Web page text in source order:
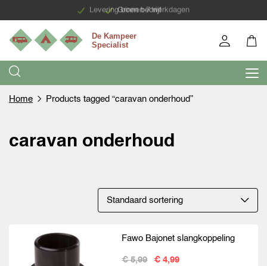
Groen bedrijf
Levering binnen 7 werkdagen
Home Products tagged “caravan onderhoud”
caravan onderhoud
Fawo Bajonet slangkoppeling
€ 5,99 € 4,99